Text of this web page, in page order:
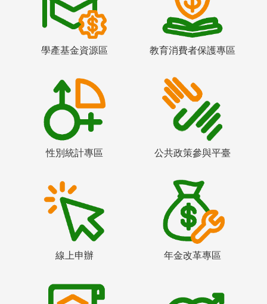
學產基金資源區 教育消費者保護專區
性別統計專區 公共政策參與平臺
線上申辦 年金改革專區